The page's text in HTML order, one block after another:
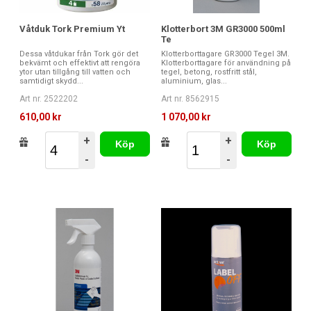
Våtduk Tork Premium Yt
Dessa våtdukar från Tork gör det
bekvämt och effektivt att rengöra
ytor utan tillgång till vatten och
samtidigt skydd...
Art nr. 2522202
610,00 kr
+
-
Köp
Klotterbort 3M GR3000 500ml
Te
Klotterborttagare GR3000 Tegel 3M.
Klotterborttagare för användning på
tegel, betong, rostfritt stål,
aluminium, glas...
Art nr. 8562915
1 070,00 kr
+
-
Köp